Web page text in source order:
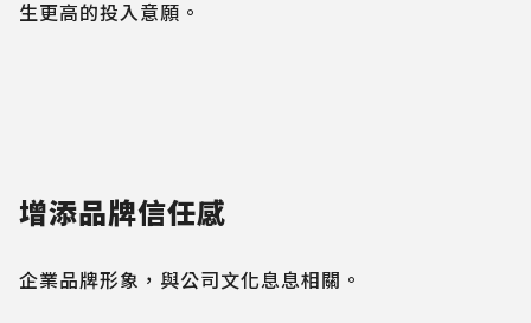
生更高的投入意願。
增添品牌信任感
企業品牌形象，與公司文化息息相關。